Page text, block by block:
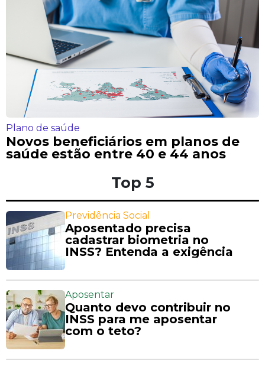
Plano de saúde
Novos beneficiários em planos de
saúde estão entre 40 e 44 anos
Top 5
Previdência Social
Aposentado precisa
cadastrar biometria no
INSS? Entenda a exigência
Aposentar
Quanto devo contribuir no
INSS para me aposentar
com o teto?